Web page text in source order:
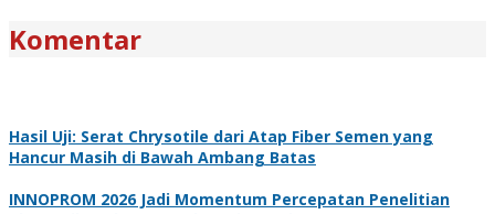
Komentar
Hasil Uji: Serat Chrysotile dari Atap Fiber Semen yang
Hancur Masih di Bawah Ambang Batas
INNOPROM 2026 Jadi Momentum Percepatan Penelitian